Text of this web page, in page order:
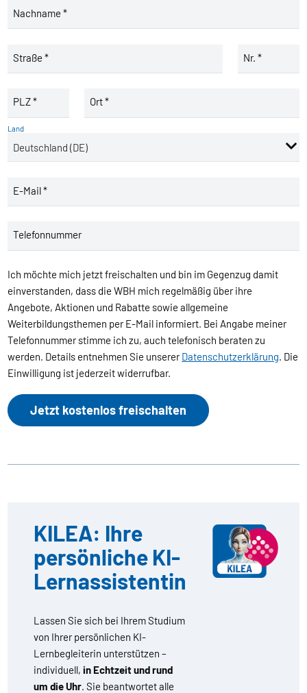
Nachname *
Straße * Nr. *
PLZ * Ort *
Land
E-Mail *
Telefonnummer
Ich möchte mich jetzt freischalten und bin im Gegenzug damit
einverstanden, dass die WBH mich regelmäßig über ihre
Angebote, Aktionen und Rabatte sowie allgemeine
Weiterbildungsthemen per E-Mail informiert. Bei Angabe meiner
Telefonnummer stimme ich zu, auch telefonisch beraten zu
werden. Details entnehmen Sie unsererDatenschutzerklärung. Die
Einwilligung ist jederzeit widerrufbar.
Jetzt kostenlos freischalten
KILEA: Ihre
persönliche KI-
Lernassistentin
Lassen Sie sich bei Ihrem Studium
von Ihrer persönlichen KI-
Lernbegleiterin unterstützen –
individuell, in Echtzeit und rund
um die Uhr. Sie beantwortet alle